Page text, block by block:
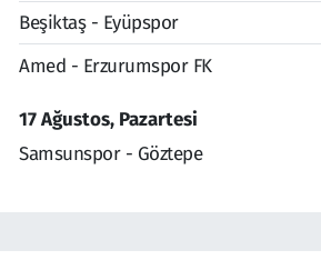
Beşiktaş - Eyüpspor
Amed - Erzurumspor FK
17 Ağustos, Pazartesi
Samsunspor - Göztepe